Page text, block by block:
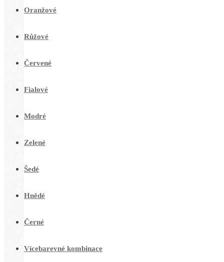
Oranžové
Růžové
Červené
Fialové
Modré
Zelené
Šedé
Hnědé
Černé
Vícebarevné kombinace